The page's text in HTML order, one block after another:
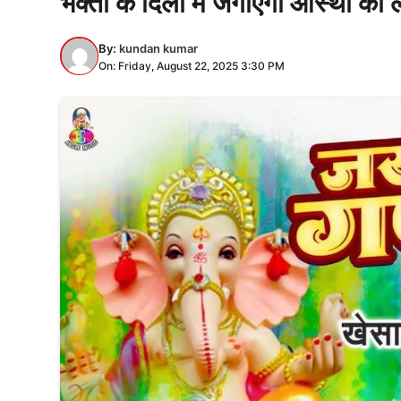
By: kundan kumar
On: Friday, August 22, 2025 3:30 PM